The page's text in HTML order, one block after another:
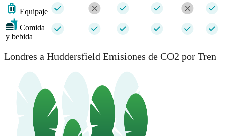
Equipaje
Comida
y bebida
Londres a Huddersfield Emisiones de CO2 por Tren